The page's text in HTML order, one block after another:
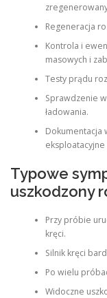
Regeneracja
Kontrola i
masowych i
Testy prądu
Sprawdzenie
ładowania.
Dokumentacja
Typowe
uszkodzony
Przy próbie
kręci.
Silnik kręci
Po wielu
Widoczne